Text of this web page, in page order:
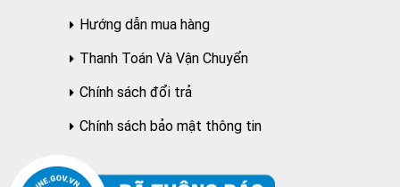
Hướng dẫn mua hàng
Thanh Toán Và Vận Chuyển
Chính sách đổi trả
Chính sách bảo mật thông tin